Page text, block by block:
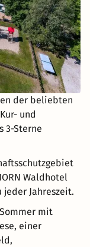
der beliebten
und
3-Sterne
Waldhotel
Jahreszeit.
mit
einer